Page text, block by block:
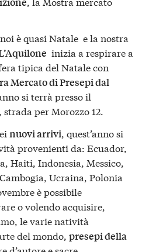
è quasi Natale e la nostra
inizia a respirare a
tipica del Natale con
Mercato di Presepi dal
si terrà presso il
per Morozzo 12.
nuovi arrivi, quest’anno si
provenienti da: Ecuador,
Haiti, Indonesia, Messico,
Ucraina, Polonia
è possibile
o volendo acquisire,
le varie natività
del mondo, presepi della